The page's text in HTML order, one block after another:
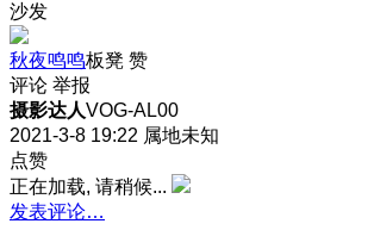
沙发
秋夜鸣鸣板凳 赞
评论 举报
摄影达人VOG-AL00
2021-3-8 19:22 属地未知
点赞
正在加载, 请稍候...
发表评论…